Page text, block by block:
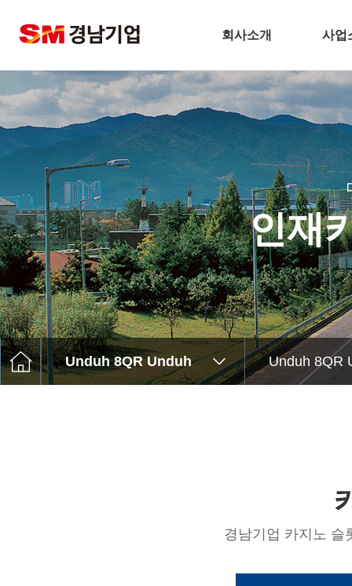
회사소개
기업개요
CEO 인사말
비전
주요연혁
경남기업 네트워크
안전보건방침
기술경영
환경경영
찾아오시는길
사업
주택
토
플
환
해
인테
고객센터
인재
Unduh 8QR Unduh Unduh 8QR
경남기업 카지노 슬